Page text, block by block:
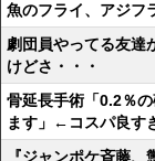
魚のフライ、アジフ
劇団員やってる友達
けどさ・・・
骨延長手術「0.2％
ます」←コスパ良す
『ジャンポケ斉藤